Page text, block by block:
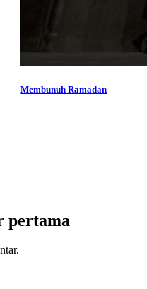
Membunuh Ramadan
pertama